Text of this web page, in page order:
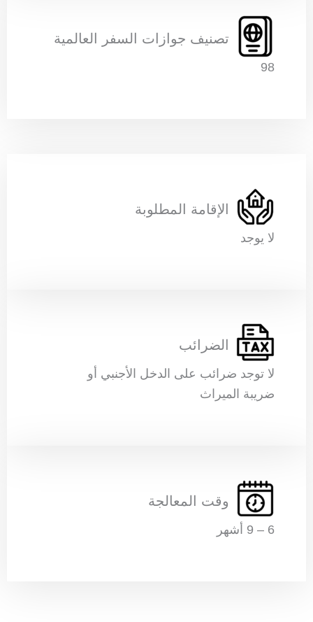
تصنيف جوازات السفر العالمية
98
الإقامة المطلوبة
لا يوجد
الضرائب
لا توجد ضرائب على الدخل الأجنبي أو
ضريبة الميراث
وقت المعالجة
6 – 9 أشهر